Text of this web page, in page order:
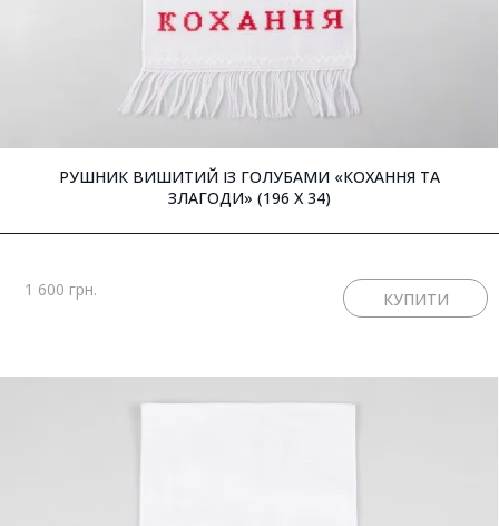
РУШНИК ВИШИТИЙ ІЗ ГОЛУБАМИ «КОХАННЯ ТА
ЗЛАГОДИ» (196 X 34)
1 600 грн.